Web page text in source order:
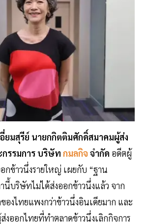
ยมสุรีย์ นายกกิตติมศักดิ์สมาคมผู้ส่ง
รรมการ บริษัท กมลกิจ จำกัด อดีตผู้
กข้าวนึ่งรายใหญ่ เผยกับ “ฐาน
านี้บริษัทไม่ได้ส่งออกข้าวนึ่งแล้ว จาก
องไทยแพงกว่าข้าวนึ่งอินเดียมาก และ
งออกไทยที่ทำตลาดข้าวนึ่งเลิกกิจการ